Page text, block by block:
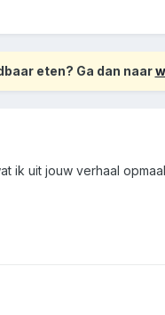
eten? Ga dan naar
ik uit jouw verhaal